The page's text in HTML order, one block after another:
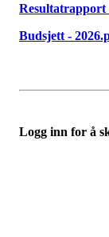
Resultatrapport
Budsjett -
Logg inn for å